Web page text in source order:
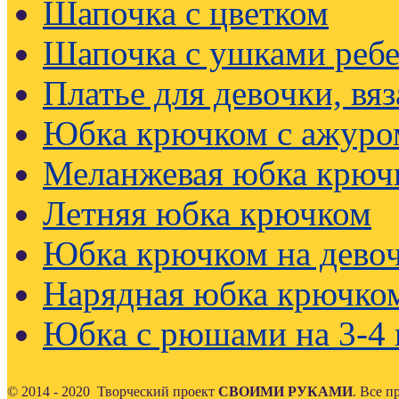
Шапочка с цветком
Шапочка с ушками
Платье для девочки,
Юбка крючком с
Меланжевая юбка
Летняя юбка крючком
Юбка крючком на
Нарядная юбка
Юбка с рюшами на 3-4
© 2014 - 2020 Творческий проект СВОИМИ РУКАМИ. Все